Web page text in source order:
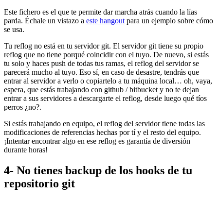
Este fichero es el que te permite dar marcha atrás cuando la lías
parda. Échale un vistazo a este hangout para un ejemplo sobre cómo
se usa.
Tu reflog no está en tu servidor git. El servidor git tiene su propio
reflog que no tiene porqué coincidir con el tuyo. De nuevo, si estás
tu solo y haces push de todas tus ramas, el reflog del servidor se
parecerá mucho al tuyo. Eso sí, en caso de desastre, tendrás que
entrar al servidor a verlo o copiartelo a tu máquina local… oh, vaya,
espera, que estás trabajando con github / bitbucket y no te dejan
entrar a sus servidores a descargarte el reflog, desde luego qué tíos
perros ¿no?.
Si estás trabajando en equipo, el reflog del servidor tiene todas las
modificaciones de referencias hechas por tí y el resto del equipo.
¡Intentar encontrar algo en ese reflog es garantía de diversión
durante horas!
4- No tienes backup de los hooks de tu
repositorio git